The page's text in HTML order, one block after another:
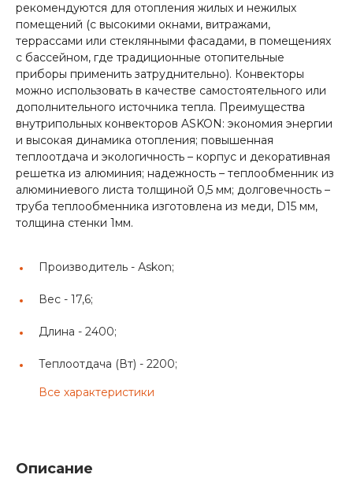
рекомендуются для отопления жилых и нежилых
помещений (с высокими окнами, витражами,
террассами или стеклянными фасадами, в помещениях
с бассейном, где традиционные отопительные
приборы применить затруднительно). Конвекторы
можно использовать в качестве самостоятельного или
дополнительного источника тепла. Преимущества
внутрипольных конвекторов ASKON: экономия энергии
и высокая динамика отопления; повышенная
теплоотдача и экологичность – корпус и декоративная
решетка из алюминия; надежность – теплообменник из
алюминиевого листа толщиной 0,5 мм; долговечность –
труба теплообменника изготовлена из меди, D15 мм,
толщина стенки 1мм.
Производитель - Аskon;
Вес - 17,6;
Длина - 2400;
Теплоотдача (Вт) - 2200;
Все характеристики
Описание